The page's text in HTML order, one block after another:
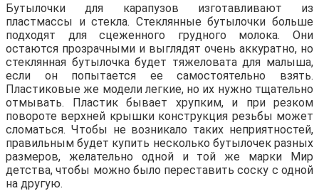
Бутылочки для карапузов изготавливают из
пластмассы и стекла. Стеклянные бутылочки больше
подходят для сцеженного грудного молока. Они
остаются прозрачными и выглядят очень аккуратно, но
стеклянная бутылочка будет тяжеловата для малыша,
если он попытается ее самостоятельно взять.
Пластиковые же модели легкие, но их нужно тщательно
отмывать. Пластик бывает хрупким, и при резком
повороте верхней крышки конструкция резьбы может
сломаться. Чтобы не возникало таких неприятностей,
правильным будет купить несколько бутылочек разных
размеров, желательно одной и той же марки Мир
детства, чтобы можно было переставить соску с одной
на другую.